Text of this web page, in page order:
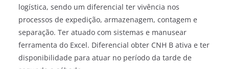
logística, sendo um diferencial ter vivência nos
processos de expedição, armazenagem, contagem e
separação. Ter atuado com sistemas e manusear
ferramenta do Excel. Diferencial obter CNH B ativa e ter
disponibilidade para atuar no período da tarde de